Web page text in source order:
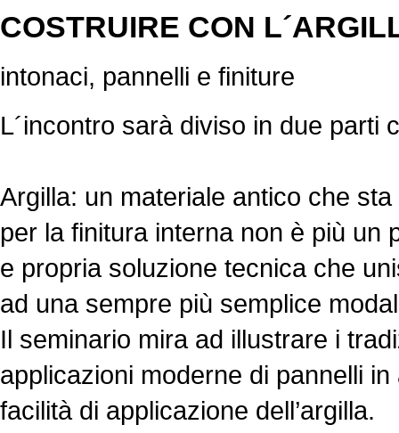
COSTRUIRE CON
intonaci, pannelli e finiture
L´incontro sarà diviso in due parti
Argilla: un materiale antico che
per la finitura interna non è più un
e propria soluzione tecnica che
ad una sempre più semplice
Il seminario mira ad illustrare i
applicazioni moderne di pannelli
facilità di applicazione dell’argilla.